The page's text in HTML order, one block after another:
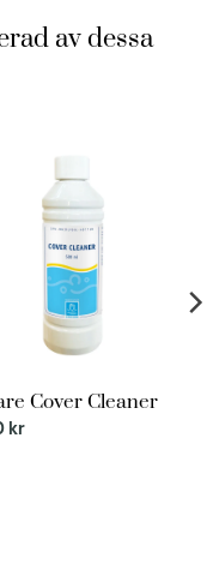
av dessa
Cover Cleaner
kr